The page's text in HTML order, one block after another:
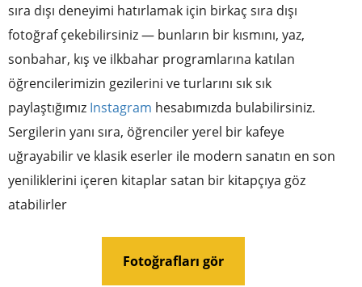
sıra dışı deneyimi hatırlamak için birkaç sıra dışı
fotoğraf çekebilirsiniz — bunların bir kısmını, yaz,
sonbahar, kış ve ilkbahar programlarına katılan
öğrencilerimizin gezilerini ve turlarını sık sık
paylaştığımız Instagram hesabımızda bulabilirsiniz.
Sergilerin yanı sıra, öğrenciler yerel bir kafeye
uğrayabilir ve klasik eserler ile modern sanatın en son
yeniliklerini içeren kitaplar satan bir kitapçıya göz
atabilirler
Fotoğrafları gör